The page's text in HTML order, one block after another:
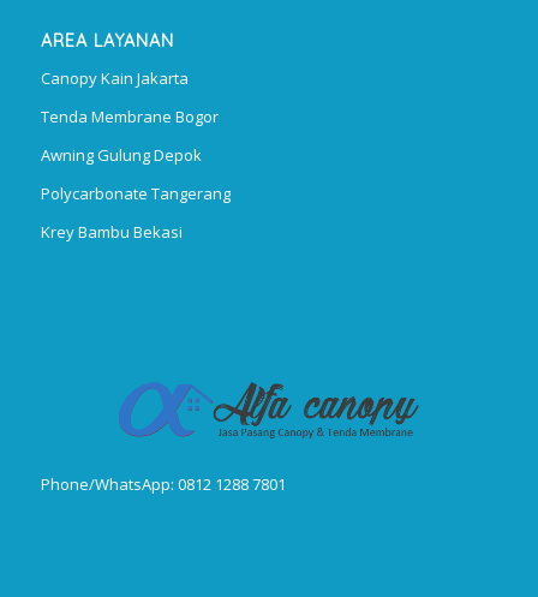
AREA LAYANAN
Canopy Kain Jakarta
Tenda Membrane Bogor
Awning Gulung Depok
Polycarbonate Tangerang
Krey Bambu Bekasi
Phone/WhatsApp: 0812 1288 7801